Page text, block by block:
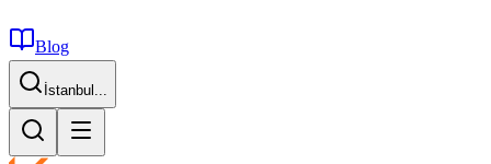
Blog
İstanbul...